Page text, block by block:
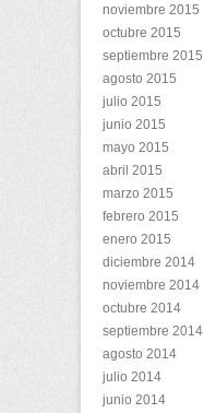
noviembre 2015
octubre 2015
septiembre 2015
agosto 2015
julio 2015
junio 2015
mayo 2015
abril 2015
marzo 2015
febrero 2015
enero 2015
diciembre 2014
noviembre 2014
octubre 2014
septiembre 2014
agosto 2014
julio 2014
junio 2014